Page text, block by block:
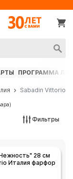
ПРОГРАММА
Sabadin Vittorio
Фильтры
28 см
Италия фарфор